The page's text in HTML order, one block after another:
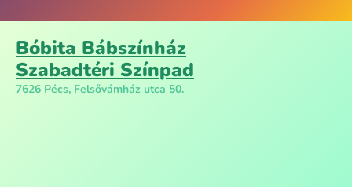
Bóbita Bábszínház
Szabadtéri Színpad
7626 Pécs, Felsővámház utca 50.